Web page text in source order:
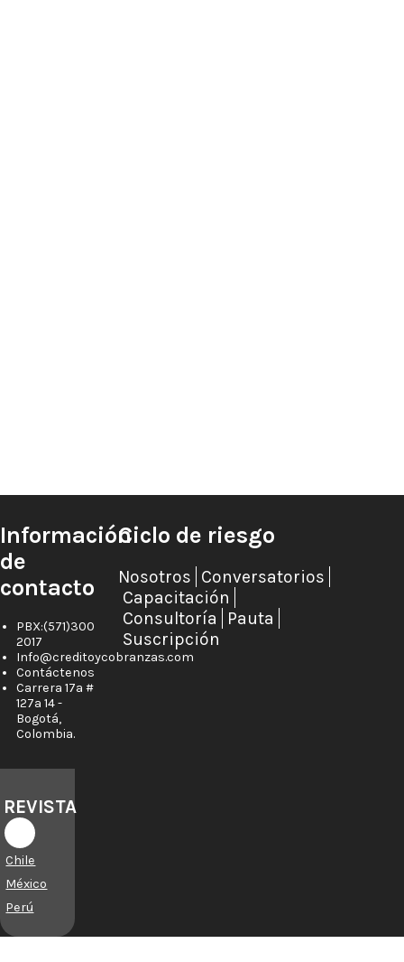
Información
de
contacto
PBX:(571)300
2017
Info@creditoycobranzas.com
Contáctenos
Carrera 17a #
127a 14 -
Bogotá,
Colombia.
Ciclo de riesgo
Nosotros Conversatorios
Capacitación
Consultoría
Pauta
Suscripción
REVISTA
Chile
México
Perú